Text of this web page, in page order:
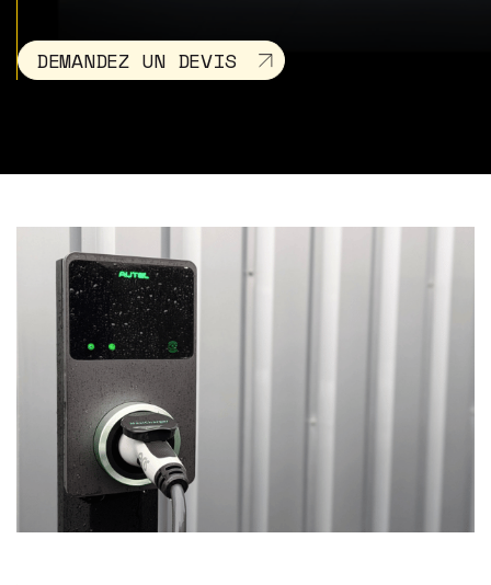
DEMANDEZ UN DEVIS